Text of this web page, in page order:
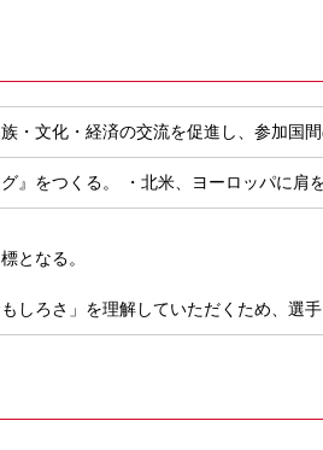
・文化・経済の交流を促進し、参加国間
』をつくる。 ・北米、ヨーロッパに
となる。
しろさ」を理解していただくため、選